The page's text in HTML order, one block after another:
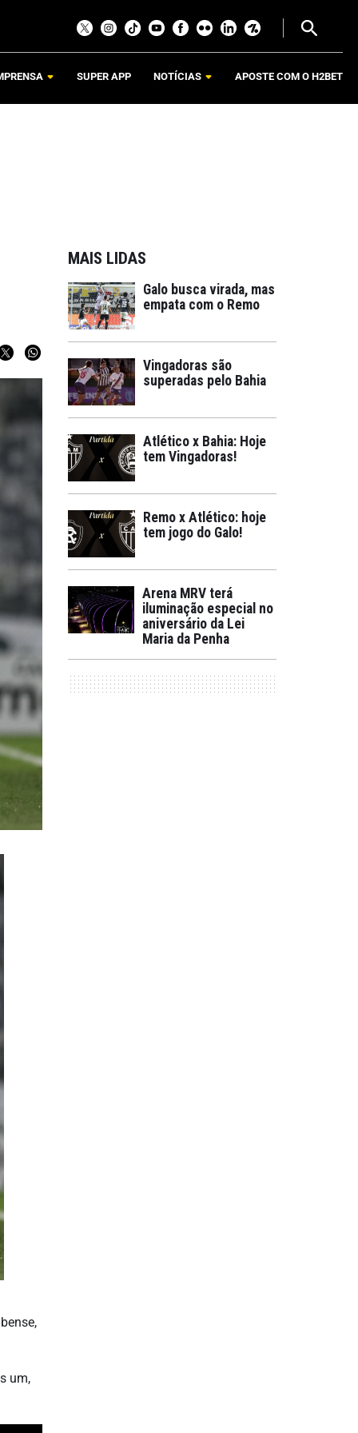
SUPER APP NOTÍCIAS APOSTE COM O H2BET
um,
MAIS LIDAS
Galo busca virada, mas
empata com o Remo
Vingadoras são
superadas pelo Bahia
Atlético x Bahia: Hoje
tem Vingadoras!
Remo x Atlético: hoje
tem jogo do Galo!
Arena MRV terá
iluminação especial no
aniversário da Lei
Maria da Penha